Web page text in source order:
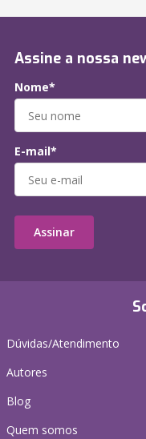
Dúvidas/Atendimento
Autores
Blog
Quem somos
Assine a nossa
Nome*
E-mail*
Assinar